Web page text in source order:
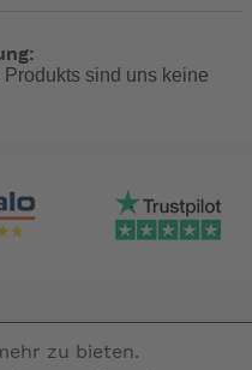
inkl. Vordachgestänge
links-und rechts außen.
und Klarsichtfolie.
g/m2 - Besonders UV-
m²
sind uns keine
zu bieten.